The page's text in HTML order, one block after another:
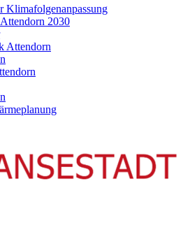
Klimafolgenanpassung
2030
Attendorn